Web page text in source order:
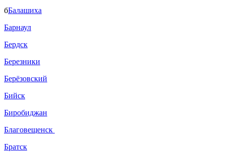
бБалашиха
Барнаул
Бердск
Березники
Берёзовский
Бийск
Биробиджан
Благовещенск
Братск